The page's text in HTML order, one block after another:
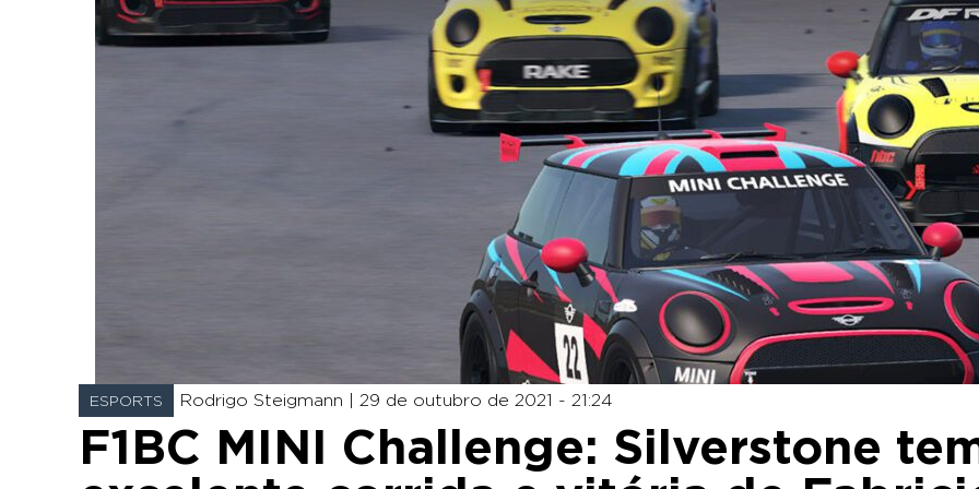
ESPORTS Rodrigo Steigmann | 29 de outubro de 2021 - 21:24
F1BC MINI Challenge: Silverstone